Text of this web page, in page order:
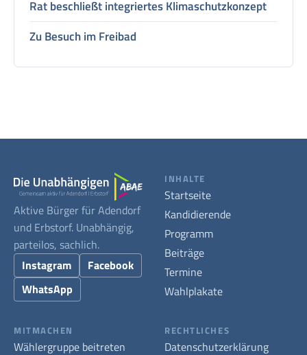
Rat beschließt integriertes Klimaschutzkonzept
Zu Besuch im Freibad
Aktive Bürger für Adendorf
und Erbstorf. Unabhängig,
parteilos, sachlich.
Instagram
Facebook
WhatsApp
INHALTE
Startseite
Kandidierende
Programm
Beiträge
Termine
Wahlplakate
MITMACHEN
Wählergruppe beitreten
RECHTLICHES
Datenschutzerklärung